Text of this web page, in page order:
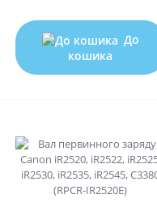
До
кошика